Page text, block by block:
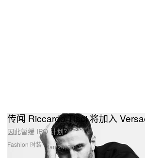
Fashion 时装
传闻 Riccardo Tisci 将加入
因此暂缓 IPO 计划？
Jan 20, 2017